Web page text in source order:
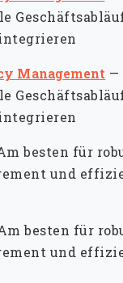
Management —
besten für
und
besten für
und